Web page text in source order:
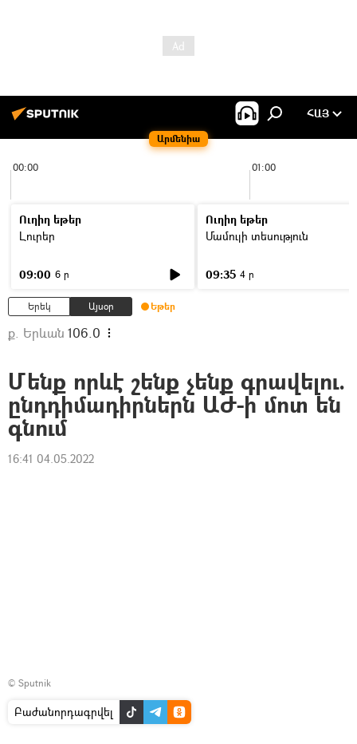
Արմենիա
ՀԱՅ
00:00 01:00
Ուղիղ եթեր
Լուրեր
09:00 6 ր
Ուղիղ եթեր
Մամուլի տեսություն
09:35 4 ր
Երեկ Այսօր Եթեր
ք. Երևան 106.0
Մենք որևէ շենք չենք գրավելու.
ընդդիմադիրներն ԱԺ-ի մոտ են
գնում
16:41 04.05.2022
© Sputnik
Բաժանորդագրվել